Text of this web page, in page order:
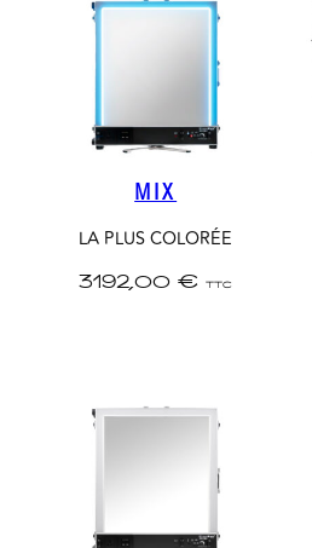
MIX
LA PLUS COLORÉE
3192,00€ TTC